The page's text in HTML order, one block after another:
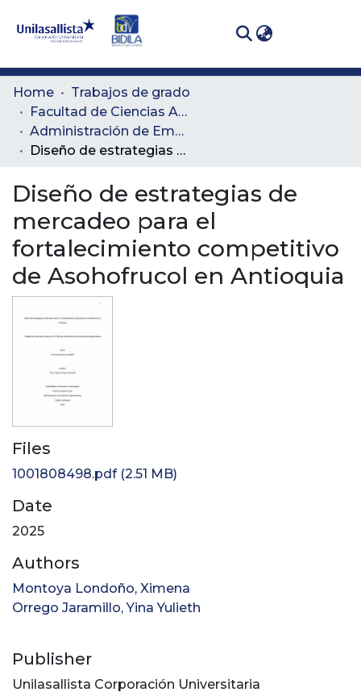
Communities
& Collections
All of DSpace
Statistics
Home
Trabajos de grado
Facultad de Ciencias Administrativas y Agropecuarias
Administración de Empresas Agropecuarias
Diseño de estrategias de mercadeo para el fortalecimiento competitivo de Asohofrucol en Antioquia
Diseño de estrategias de
mercadeo para el
fortalecimiento competitivo
de Asohofrucol en Antioquia
Files
1001808498.pdf(2.51 MB)
Date
2025
Authors
Montoya Londoño, Ximena
Orrego Jaramillo, Yina Yulieth
Publisher
Unilasallista Corporación Universitaria